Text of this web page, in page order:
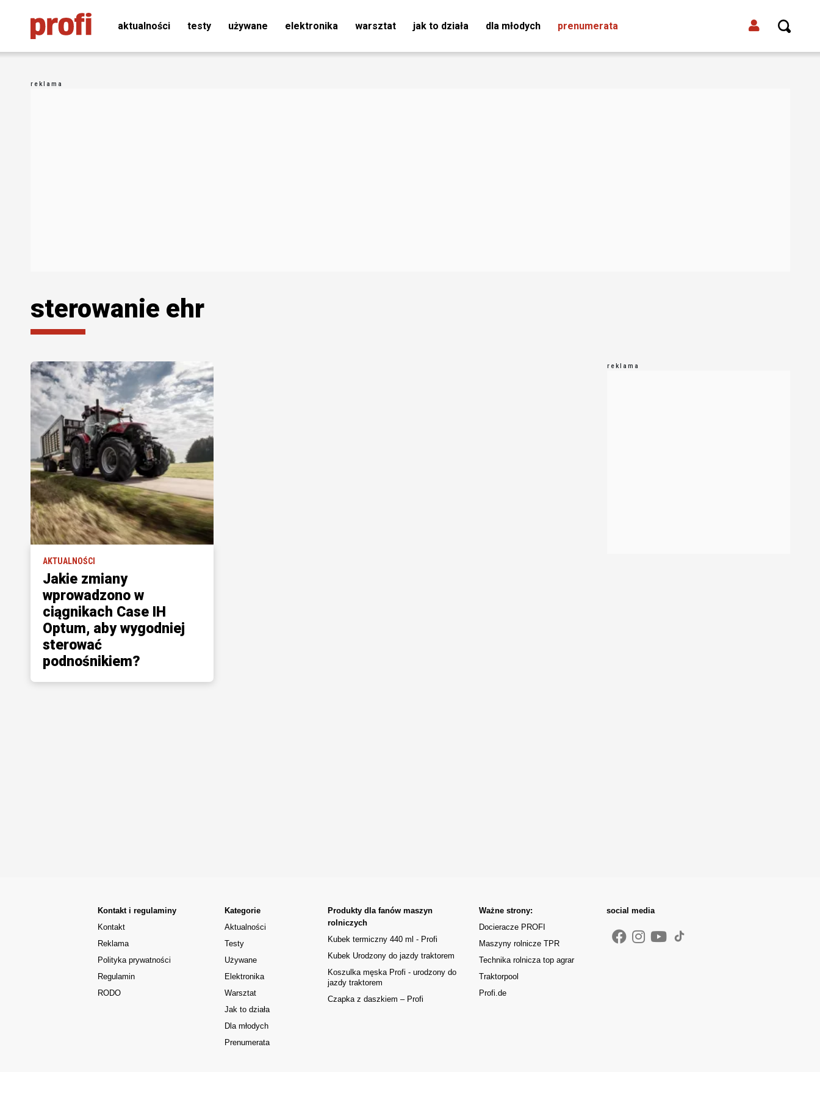
aktualności testy używane elektronika warsztat jak to działa dla młodych prenumerata
sterowanie ehr
AKTUALNOŚCI
Jakie zmiany
wprowadzono w
ciągnikach Case IH
Optum, aby wygodniej
sterować
podnośnikiem?
Kontakt i regulaminy
Kontakt
Reklama
Polityka prywatności
Regulamin
RODO
Kategorie
Aktualności
Testy
Używane
Elektronika
Warsztat
Jak to działa
Dla młodych
Prenumerata
Produkty dla fanów maszyn
rolniczych
Kubek termiczny 440 ml - Profi
Kubek Urodzony do jazdy traktorem
Koszulka męska Profi - urodzony do
jazdy traktorem
Czapka z daszkiem – Profi
Ważne strony:
Docieracze PROFI
Maszyny rolnicze TPR
Technika rolnicza top agrar
Traktorpool
Profi.de
social media